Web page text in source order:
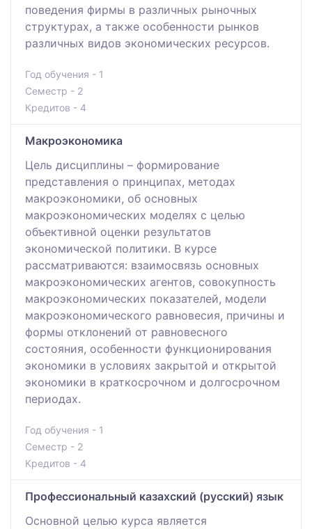
поведения фирмы в различных рыночных
структурах, а также особенности рынков
различных видов экономических ресурсов.
Год обучения - 1
Семестр - 2
Кредитов - 4
Макроэкономика
Цель дисциплины – формирование
представления о принципах, методах
макроэкономики, об основных
макроэкономических моделях с целью
объективной оценки результатов
экономической политики. В курсе
рассматриваются: взаимосвязь основных
макроэкономических агентов, совокупность
макроэкономических показателей, модели
макроэкономического равновесия, причины и
формы отклонений от равновесного
состояния, особенности функционирования
экономики в условиях закрытой и открытой
экономики в краткосрочном и долгосрочном
периодах.
Год обучения - 1
Семестр - 2
Кредитов - 4
Профессиональный казахский (русский) язык
Основной целью курса является